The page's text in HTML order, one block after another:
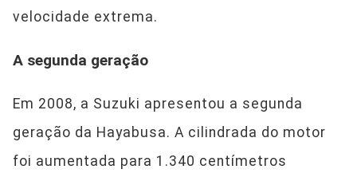
velocidade extrema.
A segunda geração
Em 2008, a Suzuki apresentou a segunda
geração da Hayabusa. A cilindrada do motor
foi aumentada para 1.340 centímetros